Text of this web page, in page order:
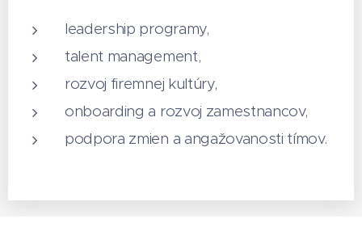
leadership programy,
talent management,
rozvoj firemnej kultúry,
onboarding a rozvoj zamestnancov,
podpora zmien a angažovanosti tímov.